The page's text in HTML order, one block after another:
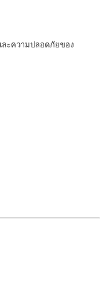
ละความปลอดภัยของ